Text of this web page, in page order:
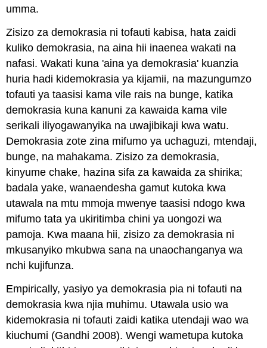
umma.
Zisizo za demokrasia ni tofauti kabisa, hata zaidi
kuliko demokrasia, na aina hii inaenea wakati na
nafasi. Wakati kuna 'aina ya demokrasia' kuanzia
huria hadi kidemokrasia ya kijamii, na mazungumzo
tofauti ya taasisi kama vile rais na bunge, katika
demokrasia kuna kanuni za kawaida kama vile
serikali iliyogawanyika na uwajibikaji kwa watu.
Demokrasia zote zina mifumo ya uchaguzi, mtendaji,
bunge, na mahakama. Zisizo za demokrasia,
kinyume chake, hazina sifa za kawaida za shirika;
badala yake, wanaendesha gamut kutoka kwa
utawala na mtu mmoja mwenye taasisi ndogo kwa
mifumo tata ya ukiritimba chini ya uongozi wa
pamoja. Kwa maana hii, zisizo za demokrasia ni
mkusanyiko mkubwa sana na unaochanganya wa
nchi kujifunza.
Empirically, yasiyo ya demokrasia pia ni tofauti na
demokrasia kwa njia muhimu. Utawala usio wa
kidemokrasia ni tofauti zaidi katika utendaji wao wa
kiuchumi (Gandhi 2008). Wengi wametupa kutoka